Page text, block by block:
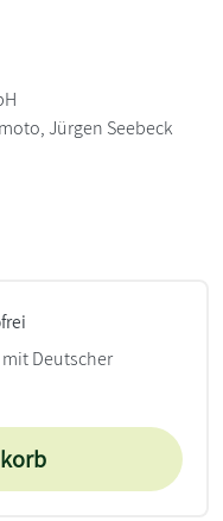
Jürgen Seebeck
Deutscher